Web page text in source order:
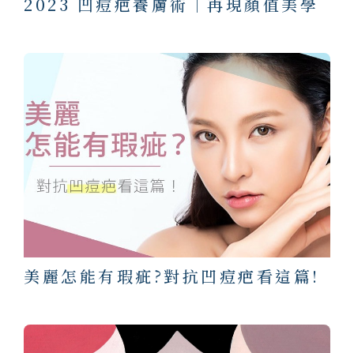
美麗怎能有瑕疵?對抗凹痘疤看這篇!